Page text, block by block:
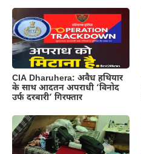
CIA Dharuhera: अवैध हथियार
के साथ आदतन अपराधी ‘विनोद
उर्फ दरबारी’ गिरफ्तार